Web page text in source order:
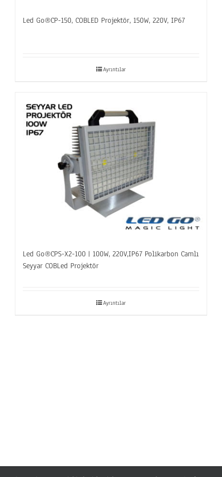
Led Go®CP-150, COBLED Projektör, 150W, 220V, IP67
Ayrıntılar
Led Go®CPS-X2-100 | 100W, 220V,IP67 Polikarbon Camlı
Seyyar COBLed Projektör
Ayrıntılar